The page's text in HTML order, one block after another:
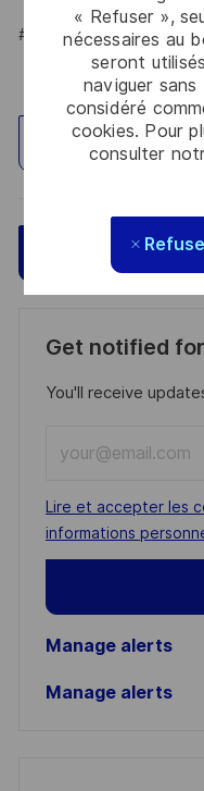
« Refuser »,
nécessaires au
seront
naviguer
considéré
cookies. Pour
consulter
#LI-HYBRID
Explorez un site
Postulez
Get notified
You'll receive
Email
address
(Required)
Required
Lire et accepter les
informations
Manage alerts
Manage alerts